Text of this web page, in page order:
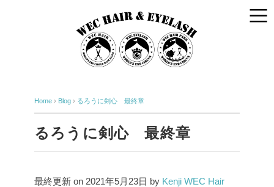
Home › Blog › るろうに剣心 最終章
るろうに剣心 最終章
最終更新 on 2021年5月23日 by Kenji WEC Hair